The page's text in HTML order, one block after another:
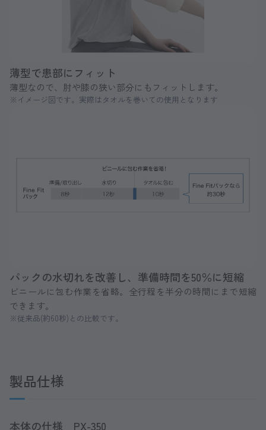
薄型で患部にフィット
薄型なので、肘や膝の狭い部分にもフィットします。
※イメージ図です。実際はタオルを巻いての使用となります
パックの水切れを改善し、準備時間を50％に短縮
ビニールに包む作業を省略。全行程を半分の時間にまで短縮
できます。
※従来品(約60秒)との比較です。
製品仕様
本体の仕様 PX-350